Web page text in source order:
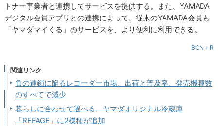
トナー事業者と連携してサービスを提供する。また、YAMADA
デジタル会員アプリとの連携によって、従来のYAMADA会員も
「ヤマダマイくる」のサービスを、より便利に利用できる。
BCN＋R
関連リンク
負の連鎖に陥るレコーダー市場、出荷と普及率、発売機種数
のすべてで減少
暮らしに合わせて選べる、ヤマダオリジナル冷蔵庫
「REFAGE」に2機種が追加